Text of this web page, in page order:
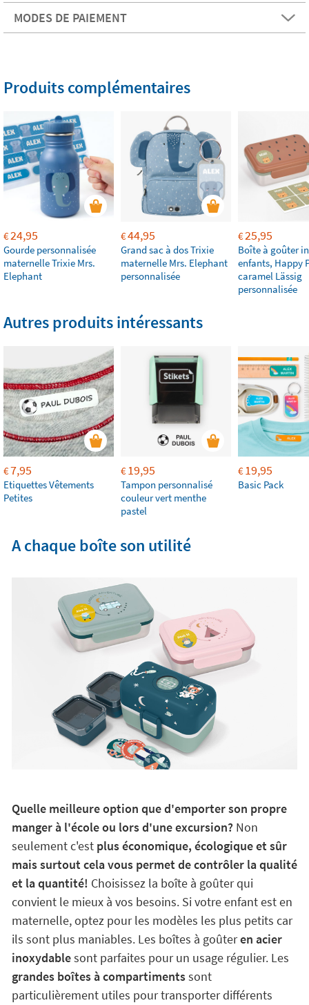
MODES DE PAIEMENT
Produits complémentaires
€24,95
Gourde personnalisée
maternelle Trixie Mrs.
Elephant
€44,95
Grand sac à dos Trixie
maternelle Mrs. Elephant
personnalisée
€25,95
Boîte à goûter
enfants, Happy
caramel Lässig
personnalisée
Autres produits intéressants
€7,95
Etiquettes Vêtements
Petites
€19,95
Tampon personnalisé
couleur vert menthe
pastel
€19,95
Basic Pack
A chaque boîte son utilité
Quelle meilleure option que d'emporter son propre
manger à l'école ou lors d'une excursion?Non
seulement c'est plus économique, écologique et sûr
mais surtout cela vous permet de contrôler la qualité
et la quantité! Choisissez la boîte à goûter qui
convient le mieux à vos besoins. Si votre enfant est en
maternelle, optez pour les modèles les plus petits car
ils sont plus maniables. Les boîtes à goûteren acier
inoxydablesont parfaites pour un usage régulier. Les
grandes boîtes à compartimentssont
particulièrement utiles pour transporter différents